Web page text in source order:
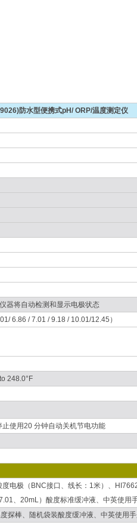
防水型便携式pH/ ORP/温度测定仪
器将自动检测和显示电极状态
6.86 / 7.01 / 9.18 / 10.01/12.45）
248.0°F
使用20 分钟自动关机节电功能
电极（BNC接口、线长：1米）、
、20mL）酸度标准缓冲液、中英使用
探棒、随机袋装酸度缓冲液、中英使用